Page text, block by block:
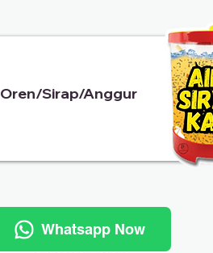
Oren/Sirap/Anggur
Whatsapp Now